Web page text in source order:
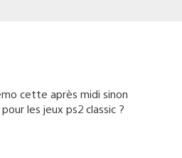
cette après midi sinon
les jeux ps2 classic ?